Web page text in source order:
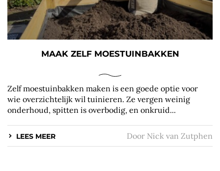
MAAK ZELF MOESTUINBAKKEN
Zelf moestuinbakken maken is een goede optie voor
wie overzichtelijk wil tuinieren. Ze vergen weinig
onderhoud, spitten is overbodig, en onkruid...
LEES MEER Door Nick van Zutphen